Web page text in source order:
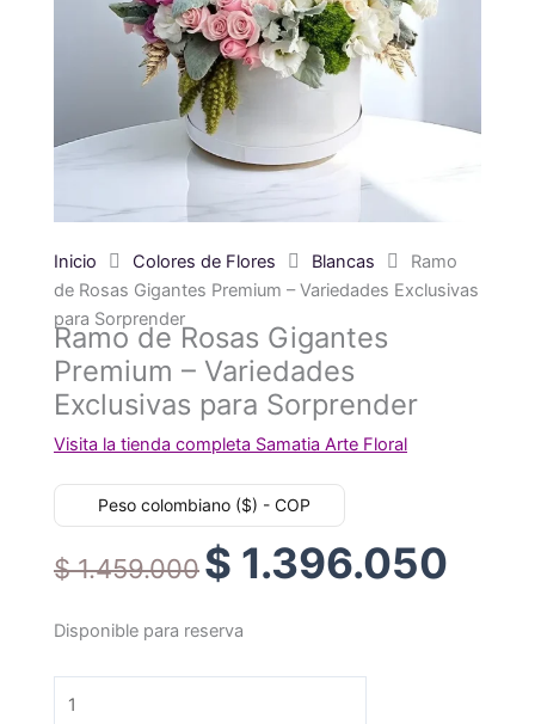
Inicio Colores de Flores Blancas
Ramo
de Rosas Gigantes Premium – Variedades Exclusivas
para Sorprender
Ramo de Rosas Gigantes
Premium – Variedades
Exclusivas para Sorprender
Visita la tienda completa Samatia Arte Floral
Peso colombiano ($) - COP
$1.459.000
Original
price
$ 1.459.000.
$ 1.396.050
Disponible para reserva
de
Rosas